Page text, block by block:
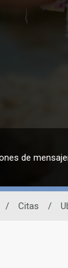
de
/ Citas /